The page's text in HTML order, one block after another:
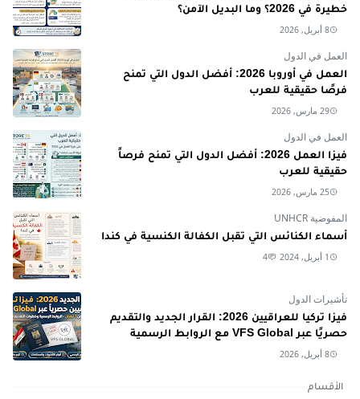
خطيرة في 2026؟ وما البديل الآمن؟
8 أبريل, 2026
العمل في الدول
العمل في أوروبا 2026: أفضل الدول التي تمنح
فرصًا حقيقية للعرب
29 مارس, 2026
العمل في الدول
فيزا العمل 2026: أفضل الدول التي تمنح فرصاً
حقيقية للعرب
25 مارس, 2026
المفوضية UNHCR
أسماء الكنائس التي تقبل الكفالة الكنسية في كندا
1 أبريل, 2024 4
تأشيرات الدول
فيزا تركيا للعراقيين 2026: القرار الجديد والتقديم
حصريًا عبر VFS Global مع الروابط الرسمية
8 أبريل, 2026
الأقسام